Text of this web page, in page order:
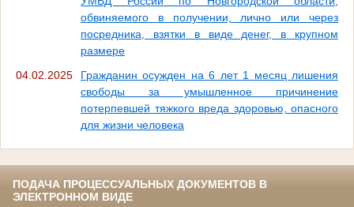
обвиняемого в получении, лично или через
посредника, взятки в виде денег, в крупном
размере
04.02.2025
Гражданин осужден на 6 лет 1 месяц лишения
свободы за умышленное причинение
потерпевшей тяжкого вреда здоровью, опасного
для жизни человека
ПОДАЧА ПРОЦЕССУАЛЬНЫХ ДОКУМЕНТОВ В
ЭЛЕКТРОННОМ ВИДЕ